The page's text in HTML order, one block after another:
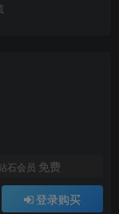
石会员 免费
登录购买